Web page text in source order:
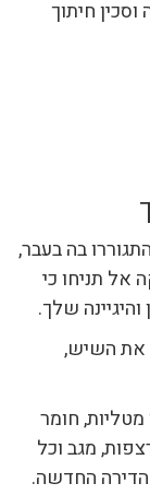
חיתוך
בה בעבר,
אל תניחו כי
שלך.
את השיש,
חומר
מגב וכל
הדירה החדשה.